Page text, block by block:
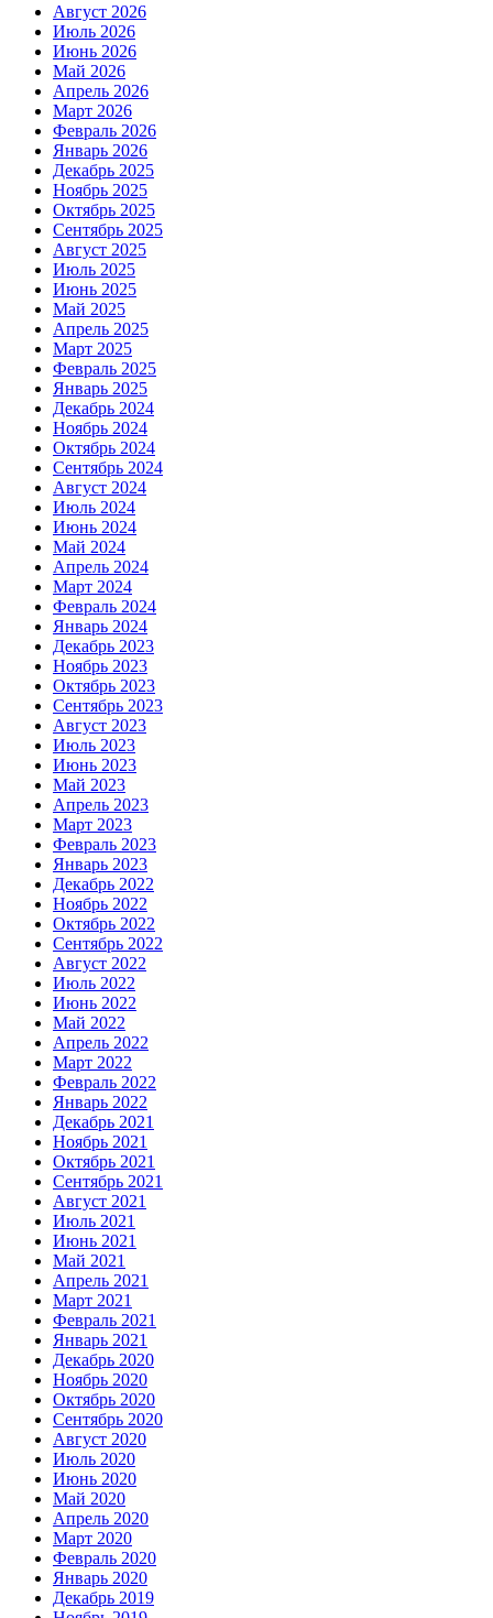
Август 2026
Июль 2026
Июнь 2026
Май 2026
Апрель 2026
Март 2026
Февраль 2026
Январь 2026
Декабрь 2025
Ноябрь 2025
Октябрь 2025
Сентябрь 2025
Август 2025
Июль 2025
Июнь 2025
Май 2025
Апрель 2025
Март 2025
Февраль 2025
Январь 2025
Декабрь 2024
Ноябрь 2024
Октябрь 2024
Сентябрь 2024
Август 2024
Июль 2024
Июнь 2024
Май 2024
Апрель 2024
Март 2024
Февраль 2024
Январь 2024
Декабрь 2023
Ноябрь 2023
Октябрь 2023
Сентябрь 2023
Август 2023
Июль 2023
Июнь 2023
Май 2023
Апрель 2023
Март 2023
Февраль 2023
Январь 2023
Декабрь 2022
Ноябрь 2022
Октябрь 2022
Сентябрь 2022
Август 2022
Июль 2022
Июнь 2022
Май 2022
Апрель 2022
Март 2022
Февраль 2022
Январь 2022
Декабрь 2021
Ноябрь 2021
Октябрь 2021
Сентябрь 2021
Август 2021
Июль 2021
Июнь 2021
Май 2021
Апрель 2021
Март 2021
Февраль 2021
Январь 2021
Декабрь 2020
Ноябрь 2020
Октябрь 2020
Сентябрь 2020
Август 2020
Июль 2020
Июнь 2020
Май 2020
Апрель 2020
Март 2020
Февраль 2020
Январь 2020
Декабрь 2019